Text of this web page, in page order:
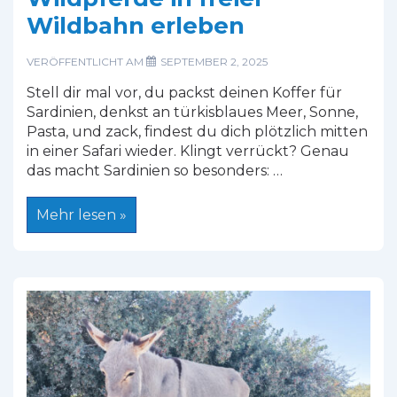
Wildbahn erleben
VERÖFFENTLICHT AM SEPTEMBER 2, 2025
Stell dir mal vor, du packst deinen Koffer für
Sardinien, denkst an türkisblaues Meer, Sonne,
Pasta, und zack, findest du dich plötzlich mitten
in einer Safari wieder. Klingt verrückt? Genau
das macht Sardinien so besonders: …
Tiere
auf
Wildpferde
in
freier
Wildbahn
erleben
Mehr lesen »